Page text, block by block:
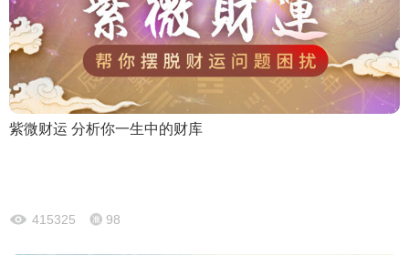
紫微财运 分析你一生中的财库
415325 98